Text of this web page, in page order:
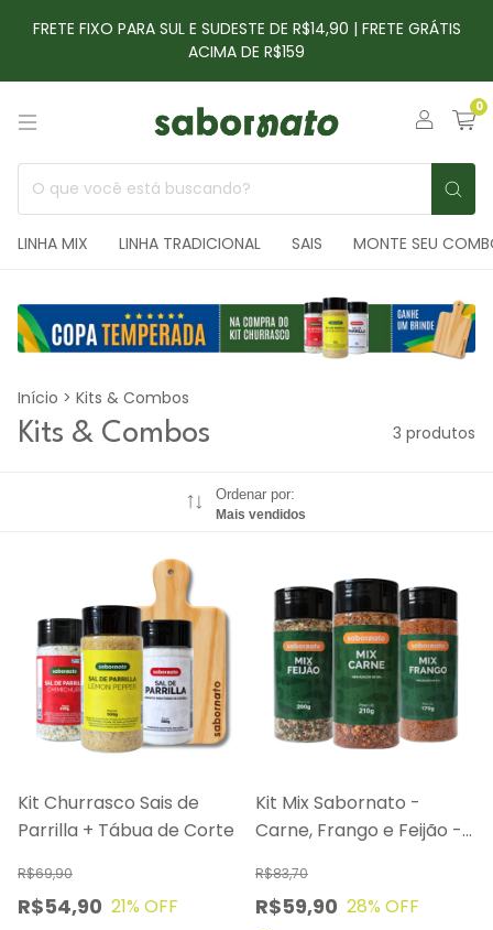
FRETE FIXO PARA SUL E SUDESTE DE R$14,90 | FRETE GRÁTIS
ACIMA DE R$159
0
LINHA MIX LINHA TRADICIONAL SAIS MONTE SEU
Início > Kits & Combos
Kits & Combos 3 produtos
Ordenar por:
Mais vendidos
Kit Churrasco Sais de
Parrilla + Tábua de Corte
R$54,90
R$69,90
21% OFF
Kit Mix Sabornato -
Carne, Frango e Feijão -
R$59,90
R$83,70
28% OFF